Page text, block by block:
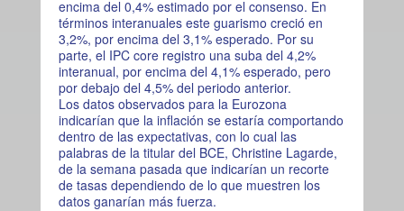
encima del 0,4% estimado por el consenso. En
términos interanuales este guarismo creció en
3,2%, por encima del 3,1% esperado. Por su
parte, el IPC core registro una suba del 4,2%
interanual, por encima del 4,1% esperado, pero
por debajo del 4,5% del periodo anterior.
Los datos observados para la Eurozona
indicarían que la inflación se estaría comportando
dentro de las expectativas, con lo cual las
palabras de la titular del BCE, Christine Lagarde,
de la semana pasada que indicarían un recorte
de tasas dependiendo de lo que muestren los
datos ganarían más fuerza.